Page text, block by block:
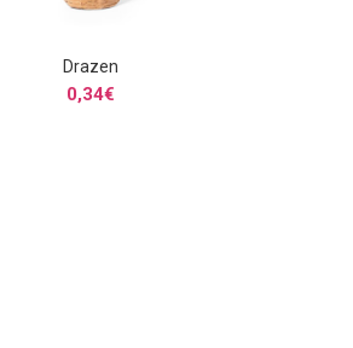
SELECCIONAR OPCIONES
Drazen
0,34€